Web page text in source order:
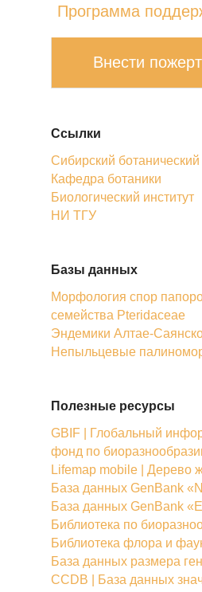
Программа
Внести
Ссылки
Сибирский ботанический
Кафедра ботаники
Биологический институт
НИ ТГУ
Базы данных
Морфология спор
семейства Pteridaceae
Эндемики Алтае-
Непыльцевые
Полезные ресурсы
GBIF | Глобальный
фонд по
Lifemap mobile | Дерево
База данных GenBank
База данных GenBank
Библиотека по
Библиотека флора и
База данных размера
CCDB | База данных